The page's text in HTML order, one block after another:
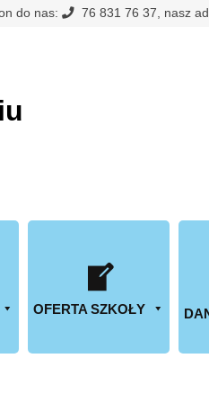
do nas: 76 831 76 37, nasz
OFERTA SZKOŁY